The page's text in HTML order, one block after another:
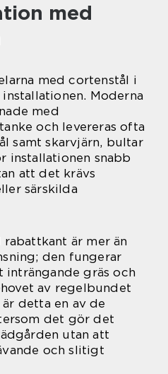
med
med cortenstål i
Moderna
med
och levereras ofta
samt skarvjärn, bultar
installationen snabb
att det krävs
särskilda
är mer än
den fungerar
inträngande gräs och
av regelbundet
detta en av de
det gör det
utan att
och slitigt